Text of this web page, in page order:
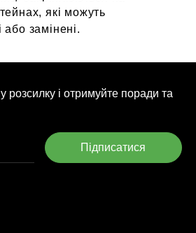
які можуть
або замінені.
розсилку і отримуйте поради та